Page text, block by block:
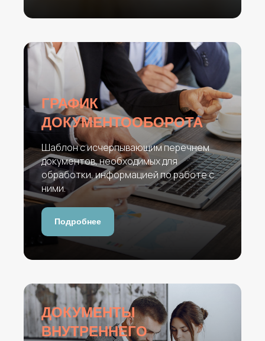
ГРАФИК
ДОКУМЕНТООБОРОТА
Шаблон с исчерпывающим перечнем
документов, необходимых для
обработки, информацией по работе с
ними.
Подробнее
ДОКУМЕНТЫ
ВНУТРЕННЕГО